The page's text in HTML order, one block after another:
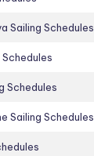
Sailing Schedules
Schedules
Schedules
Sailing Schedules